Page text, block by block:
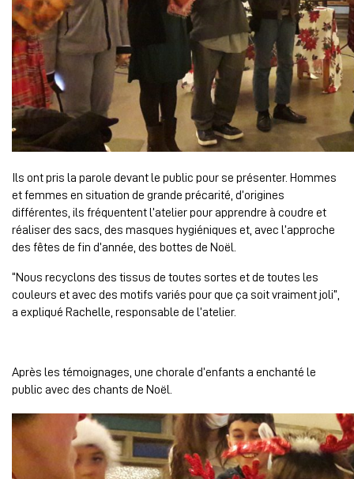
Ils ont pris la parole devant le public pour se présenter. Hommes
et femmes en situation de grande précarité, d’origines
différentes, ils fréquentent l’atelier pour apprendre à coudre et
réaliser des sacs, des masques hygiéniques et, avec l’approche
des fêtes de fin d’année, des bottes de Noël.
“Nous recyclons des tissus de toutes sortes et de toutes les
couleurs et avec des motifs variés pour que ça soit vraiment joli”,
a expliqué Rachelle, responsable de l’atelier.
Après les témoignages, une chorale d’enfants a enchanté le
public avec des chants de Noël.